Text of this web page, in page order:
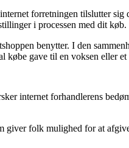
forretningen tilslutter sig
i processen med dit køb.
benytter. I den
gave til en voksen eller et
internet forhandlerens
folk mulighed for at